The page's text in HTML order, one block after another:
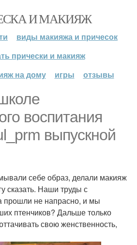
И МАКИЯЖ
виды макияжа и причесок
прически и макияж
на дому
игры отзывы
воспитания
выпускной
себе образ, делали макияж
сказать. Наши труды с
прошли не напрасно, и мы
птенчиков? Дальше только
свою женственность,